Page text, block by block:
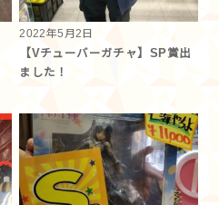
2022年5月2日
【Vチューバーガチャ】SP賞出
ました！